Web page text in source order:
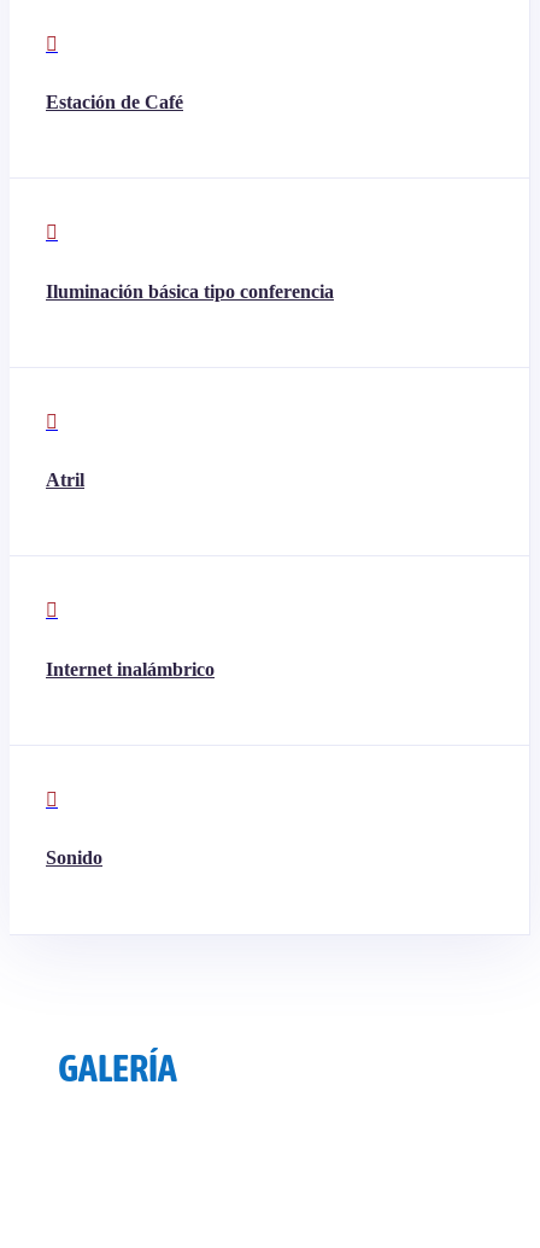

Estación de Café

Iluminación básica tipo conferencia

Atril

Internet inalámbrico

Sonido
GALERÍA